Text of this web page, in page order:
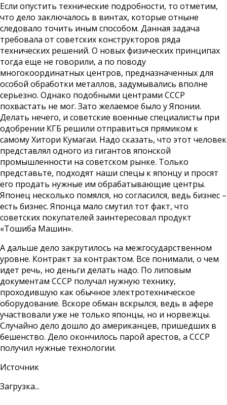
Если опустить технические подробности, то отметим,
что дело заключалось в винтах, которые отныне
следовало точить иным способом. Данная задача
требовала от советских конструкторов ряда
технических решений. О новых физических принципах
тогда еще не говорили, а по поводу
многокоординатных центров, предназначенных для
особой обработки металлов, задумывались вполне
серьезно. Однако подобными центрами СССР
похвастать не мог. Зато желаемое было у Японии.
Делать нечего, и советские военные специалисты при
одобрении КГБ решили отправиться прямиком к
самому Хитори Кумагаи. Надо сказать, что этот человек
представлял одного из гигантов японской
промышленности на советском рынке. Только
представьте, подходят наши спецы к японцу и просят
его продать нужные им обрабатывающие центры.
Японец несколько помялся, но согласился, ведь бизнес –
есть бизнес. Японца мало смутил тот факт, что
советских покупателей заинтересовал продукт
«Тошиба Машин».
А дальше дело закрутилось на межгосударственном
уровне. Контракт за контрактом. Все понимали, о чем
идет речь, но деньги делать надо. По липовым
документам СССР получал нужную технику,
проходившую как обычное электротехническое
оборудование. Вскоре обман вскрылся, ведь в афере
участвовали уже не только японцы, но и норвежцы.
Случайно дело дошло до американцев, пришедших в
бешенство. Дело окончилось парой арестов, а СССР
получил нужные технологии.
Источник
Загрузка...